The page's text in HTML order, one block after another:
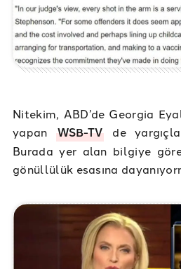
Nitekim, ABD’de Georgia
yapan WSB-TV de
Burada yer alan bilgiye
gönüllülük esasına